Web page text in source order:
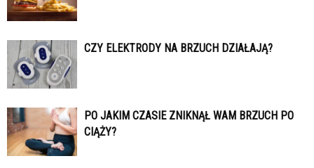
CZY ELEKTRODY NA BRZUCH DZIAŁAJĄ?
PO JAKIM CZASIE ZNIKNĄŁ WAM BRZUCH PO
CIĄŻY?